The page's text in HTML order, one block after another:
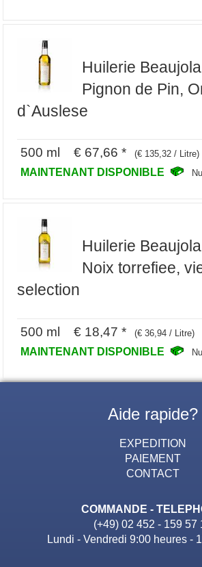
Huilerie
Pignon de Pin,
d`Auslese
500 ml € 67,66 * (€ 135,32 / Litre)
MAINTENANT DISPONIBLE
Huilerie
Noix torrefiee,
selection
500 ml € 18,47 * (€ 36,94 / Litre)
MAINTENANT DISPONIBLE
Aide rapide?
EXPEDITION
PAIEMENT
CONTACT
COMMANDE -
(+49) 02 452 - 159 57
Lundi - Vendredi 9:00 heures -